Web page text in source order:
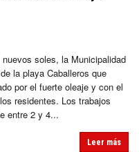
soles, la Municipalidad
la playa Caballeros que
por el fuerte oleaje y con el
residentes. Los trabajos
entre 2 y 4...
Leer más